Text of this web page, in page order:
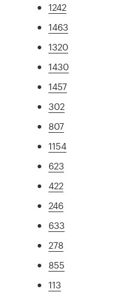
1242
1463
1320
1430
1457
302
807
1154
623
422
246
633
278
855
113